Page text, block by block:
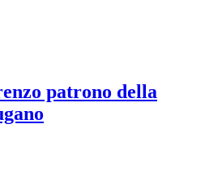
patrono della